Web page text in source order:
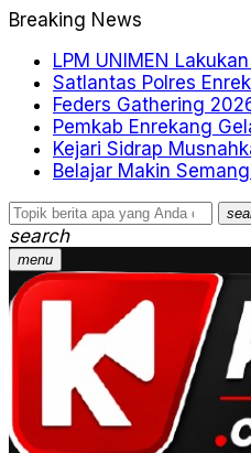
Breaking News
LPM UNIMEN
Satlantas Polres
Feders Gathering
Pemkab Enrekang
Kejari Sidrap
Belajar Makin
search
menu